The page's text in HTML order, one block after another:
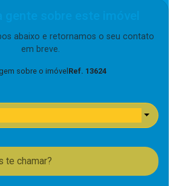
abaixo e retornamos o seu contato
em breve.
sobre o imóvel Ref. 13624